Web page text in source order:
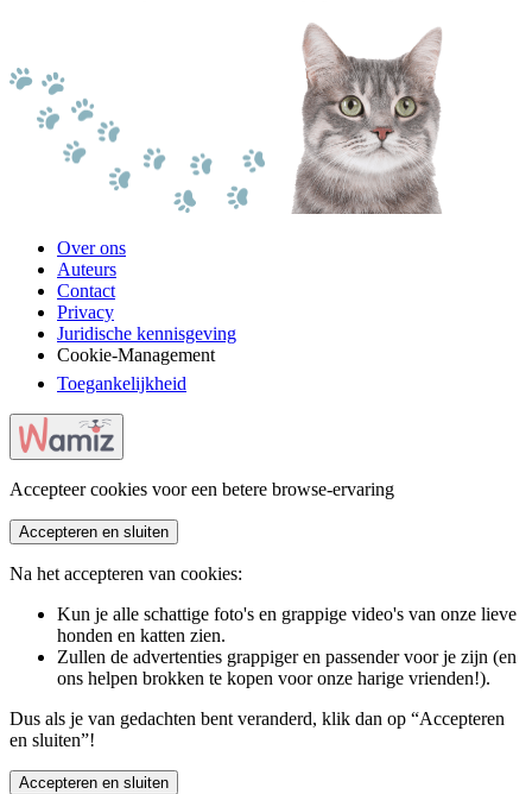
Over ons
Auteurs
Contact
Privacy
Juridische kennisgeving
Cookie-Management
Toegankelijkheid
Accepteer cookies voor een betere browse-ervaring
Accepteren en sluiten
Na het accepteren van cookies:
Kun je alle schattige foto's en grappige video's van onze lieve
honden en katten zien.
Zullen de advertenties grappiger en passender voor je zijn (en
ons helpen brokken te kopen voor onze harige vrienden!).
Dus als je van gedachten bent veranderd, klik dan op “Accepteren
en sluiten”!
Accepteren en sluiten